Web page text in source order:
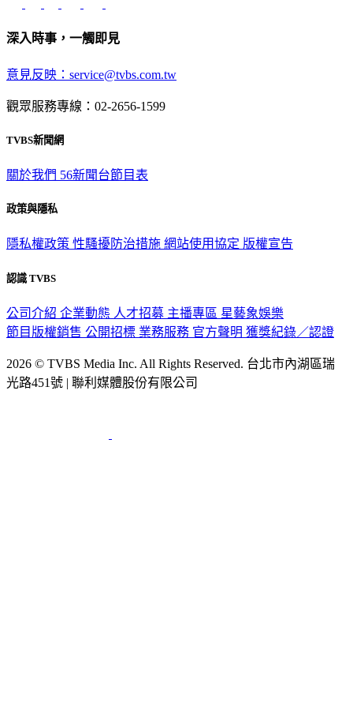
深入時事，一觸即見
意見反映：service@tvbs.com.tw
觀眾服務專線：02-2656-1599
TVBS新聞網
關於我們 56新聞台節目表
政策與隱私
隱私權政策 性騷擾防治措施 網站使用協定 版權宣告
認識 TVBS
公司介紹 企業動態 人才招募 主播專區 星藝象娛樂
節目版權銷售 公開招標 業務服務 官方聲明 獲獎紀錄／認證
2026 © TVBS Media Inc. All Rights Reserved. 台北市內湖區瑞
光路451號 | 聯利媒體股份有限公司